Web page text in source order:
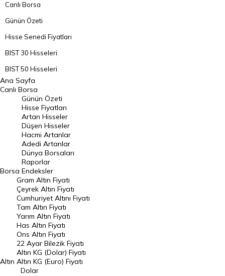
Canlı Borsa
Günün Özeti
Hisse Senedi Fiyatları
BIST 30 Hisseleri
BIST 50 Hisseleri
BIST 100 Hisseleri
En Çok Artan Hisseler
En Çok Düşen Hisseler
Hacmi Artanlar
Geçmiş Kapanışlar
Dünya Borsaları
Raporlar
Endeksler
DÖVİZ
Döviz Kuru
Dolar Kuru
Euro Kuru
Ana Sayfa
Canlı Borsa
Borsa
Günün Özeti
Hisse Fiyatları
Artan Hisseler
Düşen Hisseler
Hacmi Artanlar
Adedi Artanlar
Dünya Borsaları
Raporlar
Endeksler
Altın
Gram Altın Fiyatı
Çeyrek Altın Fiyatı
Cumhuriyet Altını Fiyatı
Tam Altın Fiyatı
Yarım Altın Fiyatı
Has Altın Fiyatı
Ons Altın Fiyatı
22 Ayar Bilezik Fiyatı
Altın KG (Dolar) Fiyatı
Altın KG (Euro) Fiyatı
Dolar